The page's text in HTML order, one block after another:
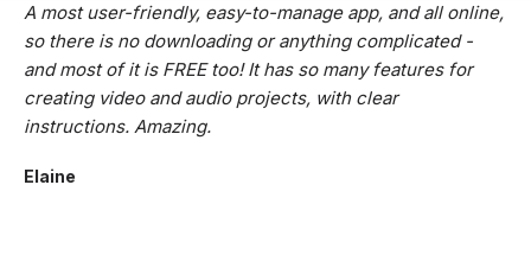
A most user-friendly, easy-to-manage app, and all online,
so there is no downloading or anything complicated -
and most of it is FREE too! It has so many features for
creating video and audio projects, with clear
instructions. Amazing.
Elaine